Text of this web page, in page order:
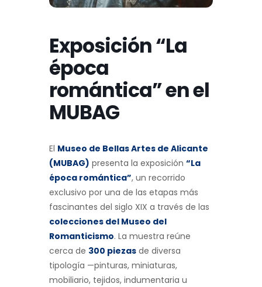
Exposición “La
época
romántica” en el
MUBAG
El Museo de Bellas Artes de Alicante
(MUBAG) presenta la exposición “La
época romántica”, un recorrido
exclusivo por una de las etapas más
fascinantes del siglo XIX a través de las
colecciones del Museo del
Romanticismo. La muestra reúne
cerca de 300 piezas de diversa
tipología —pinturas, miniaturas,
mobiliario, tejidos, indumentaria u